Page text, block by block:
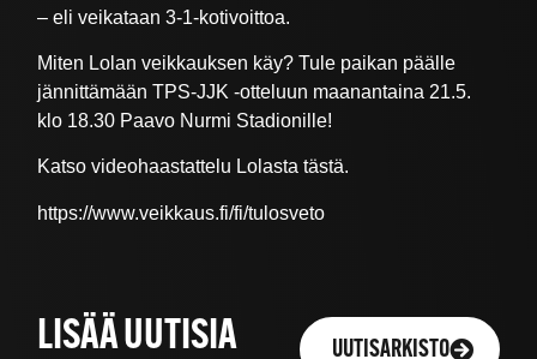
– eli veikataan 3-1-kotivoittoa.
Miten Lolan veikkauksen käy? Tule paikan päälle
jännittämään TPS-JJK -otteluun maanantaina 21.5.
klo 18.30 Paavo Nurmi Stadionille!
Katso videohaastattelu Lolasta tästä.
https://www.veikkaus.fi/fi/tulosveto
LISÄÄ UUTISIA UUTISARKISTO